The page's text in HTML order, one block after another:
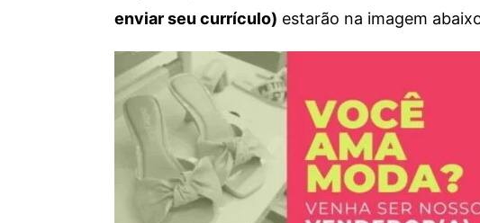
enviar seu currículo) estarão na imagem